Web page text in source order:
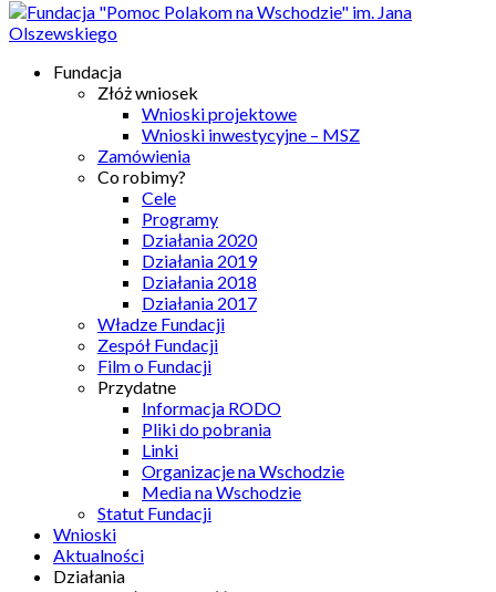
Fundacja
Złóż wniosek
Wnioski projektowe
Wnioski inwestycyjne – MSZ
Zamówienia
Co robimy?
Cele
Programy
Działania 2020
Działania 2019
Działania 2018
Działania 2017
Władze Fundacji
Zespół Fundacji
Film o Fundacji
Przydatne
Informacja RODO
Pliki do pobrania
Linki
Organizacje na Wschodzie
Media na Wschodzie
Statut Fundacji
Wnioski
Aktualności
Działania